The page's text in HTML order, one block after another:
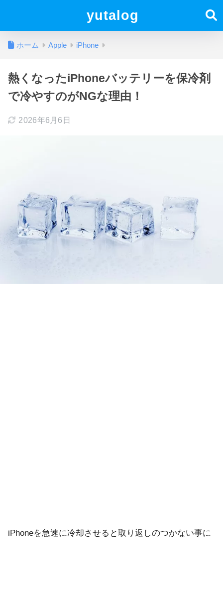
yutalog
ホーム Apple iPhone
熱くなったiPhoneバッテリーを保冷剤
で冷やすのがNGな理由！
2026年6月6日
iPhoneを急速に冷却させると取り返しのつかない事に